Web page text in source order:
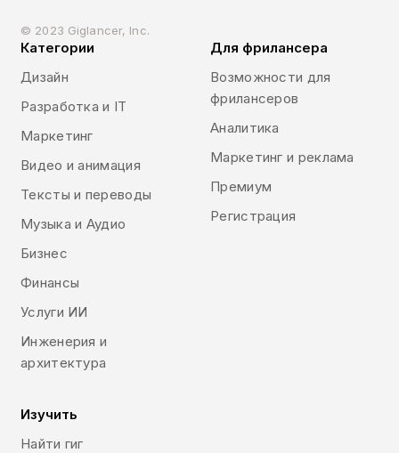
© 2023 Giglancer, Inc.
Категории
Дизайн
Разработка и IT
Маркетинг
Видео и анимация
Тексты и переводы
Музыка и Аудио
Бизнес
Финансы
Услуги ИИ
Инженерия и
архитектура
Для фрилансера
Возможности для
фрилансеров
Аналитика
Маркетинг и реклама
Премиум
Регистрация
Изучить
Найти гиг